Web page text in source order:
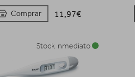
Comprar 11,97€
Stock inmediato